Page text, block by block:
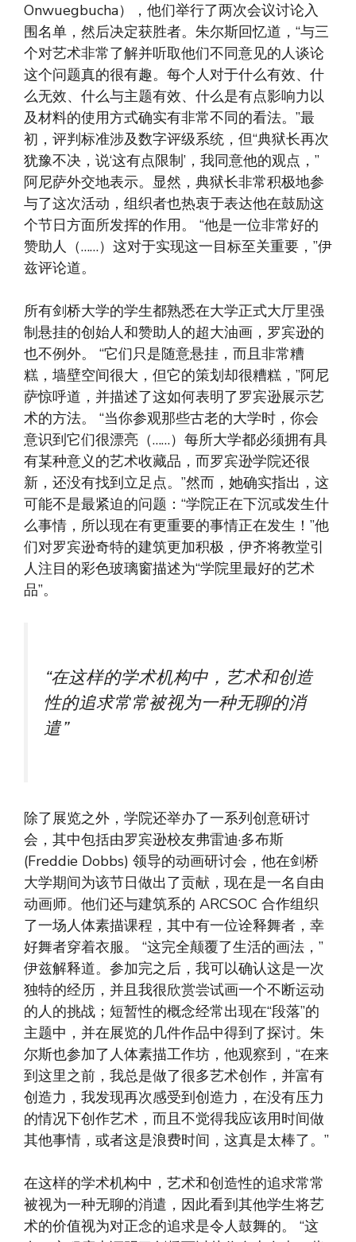
Onwuegbucha），他们举行了两次会议讨论入
围名单，然后决定获胜者。朱尔斯回忆道，“与三
个对艺术非常了解并听取他们不同意见的人谈论
这个问题真的很有趣。每个人对于什么有效、什
么无效、什么与主题有效、什么是有点影响力以
及材料的使用方式确实有非常不同的看法。”最
初，评判标准涉及数字评级系统，但“典狱长再次
犹豫不决，说‘这有点限制’，我同意他的观点，”
阿尼萨外交地表示。显然，典狱长非常积极地参
与了这次活动，组织者也热衷于表达他在鼓励这
个节日方面所发挥的作用。 “他是一位非常好的
赞助人（……）这对于实现这一目标至关重要，”伊
兹评论道。
所有剑桥大学的学生都熟悉在大学正式大厅里强
制悬挂的创始人和赞助人的超大油画，罗宾逊的
也不例外。 “它们只是随意悬挂，而且非常糟
糕，墙壁空间很大，但它的策划却很糟糕，”阿尼
萨惊呼道，并描述了这如何表明了罗宾逊展示艺
术的方法。 “当你参观那些古老的大学时，你会
意识到它们很漂亮（……）每所大学都必须拥有具
有某种意义的艺术收藏品，而罗宾逊学院还很
新，还没有找到立足点。”然而，她确实指出，这
可能不是最紧迫的问题：“学院正在下沉或发生什
么事情，所以现在有更重要的事情正在发生！”他
们对罗宾逊奇特的建筑更加积极，伊齐将教堂引
人注目的彩色玻璃窗描述为“学院里最好的艺术
品”。
“在这样的学术机构中，艺术和创造
性的追求常常被视为一种无聊的消
遣”
除了展览之外，学院还举办了一系列创意研讨
会，其中包括由罗宾逊校友弗雷迪·多布斯
(Freddie Dobbs) 领导的动画研讨会，他在剑桥
大学期间为该节日做出了贡献，现在是一名自由
动画师。他们还与建筑系的 ARCSOC 合作组织
了一场人体素描课程，其中有一位诠释舞者，幸
好舞者穿着衣服。 “这完全颠覆了生活的画法，”
伊兹解释道。参加完之后，我可以确认这是一次
独特的经历，并且我很欣赏尝试画一个不断运动
的人的挑战；短暂性的概念经常出现在“段落”的
主题中，并在展览的几件作品中得到了探讨。朱
尔斯也参加了人体素描工作坊，他观察到，“在来
到这里之前，我总是做了很多艺术创作，并富有
创造力，我发现再次感受到创造力，在没有压力
的情况下创作艺术，而且不觉得我应该用时间做
其他事情，或者这是浪费时间，这真是太棒了。”
在这样的学术机构中，艺术和创造性的追求常常
被视为一种无聊的消遣，因此看到其他学生将艺
术的价值视为对正念的追求是令人鼓舞的。 “这